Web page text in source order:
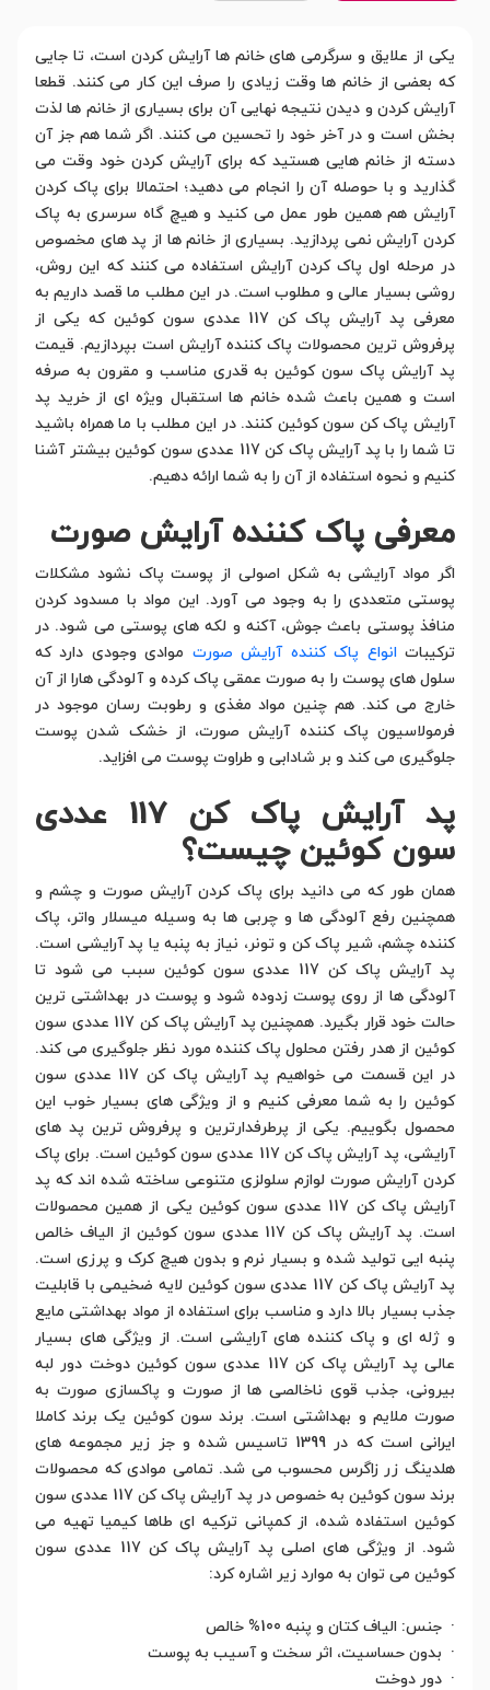
یکی از علایق و سرگرمی های خانم ها آرایش کردن است، تا جایی
که بعضی از خانم ها وقت زیادی را صرف این کار می کنند. قطعا
آرایش کردن و دیدن نتیجه نهایی آن برای بسیاری از خانم ها لذت
بخش است و در آخر خود را تحسین می کنند. اگر شما هم جز آن
دسته از خانم هایی هستید که برای آرایش کردن خود وقت می
گذارید و با حوصله آن را انجام می دهید؛ احتمالا برای پاک کردن
آرایش هم همین طور عمل می کنید و هیچ گاه سرسری به پاک
کردن آرایش نمی پردازید. بسیاری از خانم ها از پد های مخصوص
در مرحله اول پاک کردن آرایش استفاده می کنند که این روش،
روشی بسیار عالی و مطلوب است. در این مطلب ما قصد داریم به
معرفی پد آرایش پاک کن 117 عددی سون کوئین که یکی از
پرفروش ترین محصولات پاک کننده آرایش است بپردازیم. قیمت
پد آرایش پاک سون کوئین به قدری مناسب و مقرون به صرفه
است و همین باعث شده خانم ها استقبال ویژه ای از خرید پد
آرایش پاک کن سون کوئین کنند. در این مطلب با ما همراه باشید
تا شما را با پد آرایش پاک کن 117 عددی سون کوئین بیشتر آشنا
کنیم و نحوه استفاده از آن را به شما ارائه دهیم.
معرفی پاک کننده آرایش صورت
اگر مواد آرایشی به شکل اصولی از پوست پاک نشود مشکلات
پوستی متعددی را به وجود می آورد. این مواد با مسدود کردن
منافذ پوستی باعث جوش، آکنه و لکه های پوستی می شود. در
ترکیبات انواع پاک کننده آرایش صورت موادی وجودی دارد که
سلول های پوست را به صورت عمقی پاک کرده و آلودگی هارا از آن
خارج می کند. هم چنین مواد مغذی و رطوبت رسان موجود در
فرمولاسیون پاک کننده آرایش صورت، از خشک شدن پوست
جلوگیری می کند و بر شادابی و طراوت پوست می افزاید.
پد آرایش پاک کن 117 عددی
سون کوئین چیست؟
همان طور که می دانید برای پاک کردن آرایش صورت و چشم و
همچنین رفع آلودگی ها و چربی ها به وسیله میسلار واتر، پاک
کننده چشم، شیر پاک کن و تونر، نیاز به پنبه یا پد آرایشی است.
پد آرایش پاک کن 117 عددی سون کوئین سبب می شود تا
آلودگی ها از روی پوست زدوده شود و پوست در بهداشتی ترین
حالت خود قرار بگیرد. همچنین پد آرایش پاک کن 117 عددی سون
کوئین از هدر رفتن محلول پاک کننده مورد نظر جلوگیری می کند.
در این قسمت می خواهیم پد آرایش پاک کن 117 عددی سون
کوئین را به شما معرفی کنیم و از ویژگی های بسیار خوب این
محصول بگوییم. یکی از پرطرفدارترین و پرفروش ترین پد های
آرایشی، پد آرایش پاک کن 117 عددی سون کوئین است. برای پاک
کردن آرایش صورت لوازم سلولزی متنوعی ساخته شده اند که پد
آرایش پاک کن 117 عددی سون کوئین یکی از همین محصولات
است. پد آرایش پاک کن 117 عددی سون کوئین از الیاف خالص
پنبه ایی تولید شده و بسیار نرم و بدون هیچ کرک و پرزی است.
پد آرایش پاک کن 117 عددی سون کوئین لایه ضخیمی با قابلیت
جذب بسیار بالا دارد و مناسب برای استفاده از مواد بهداشتی مایع
و ژله ای و پاک کننده های آرایشی است. از ویژگی های بسیار
عالی پد آرایش پاک کن 117 عددی سون کوئین دوخت دور لبه
بیرونی، جذب قوی ناخالصی ها از صورت و پاکسازی صورت به
صورت ملایم و بهداشتی است. برند سون کوئین یک برند کاملا
ایرانی است که در 1399 تاسیس شده و جز زیر مجموعه های
هلدینگ زر زاگرس محسوب می شد. تمامی موادی که محصولات
برند سون کوئین به خصوص در پد آرایش پاک کن 117 عددی سون
کوئین استفاده شده، از کمپانی ترکیه ای طاها کیمیا تهیه می
شود. از ویژگی های اصلی پد آرایش پاک کن 117 عددی سون
کوئین می توان به موارد زیر اشاره کرد:
· جنس: الیاف کتان و پنبه 100% خالص
· بدون حساسیت، اثر سخت و آسیب به پوست
· دور دوخت